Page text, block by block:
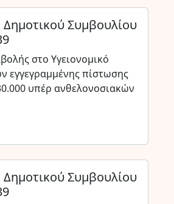
Συμβουλίου
στο Υγειονομικό
εγγεγραμμένης πίστωσης
υπέρ ανθελονοσιακών
Συμβουλίου